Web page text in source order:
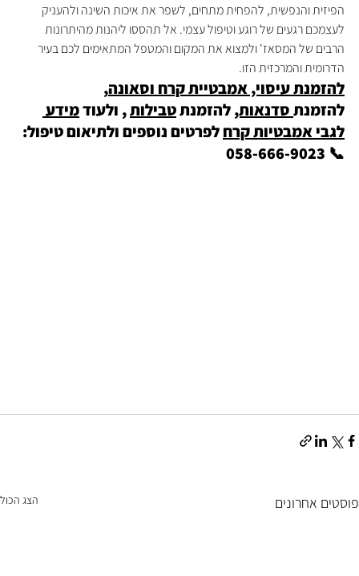
הפיזית והנפשית, להפחית מתחים, לשפר את איכות השינה ולהעניק
לעצמכם רגעים של רוגע וטיפול עצמי. אל תהססו ליהנות מהיתרונות
הרבים של המסאז' ולמצוא את המקום והמטפל המתאימים לכם בעיר
הדרומית והמרכזית הזו.
להזמנת עיסוי, אמבטיית קרח וסאונה,
להזמנת סדנאות, להזמנת טבילות , ולעוד מידע
לגבי אמבטיות קרח לפרטים נוספים ולתיאום טיפול:
📞 058-666-9023
פוסטים אחרונים הצג הכול